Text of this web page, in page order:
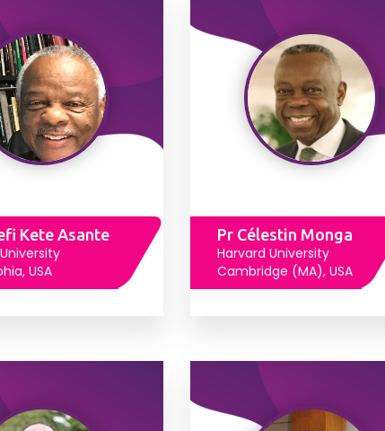
Kete Asante
USA
Pr Célestin Monga
Harvard University
Cambridge (MA), USA